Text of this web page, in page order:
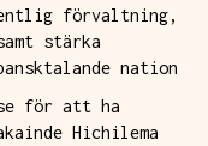
förvaltning,
stärka
nation
för att ha
Hichilema